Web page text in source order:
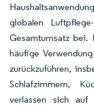
globalen
Gesamtumsatz
häufige
zurückzuführen,
Schlafzimmern,
verlassen sich